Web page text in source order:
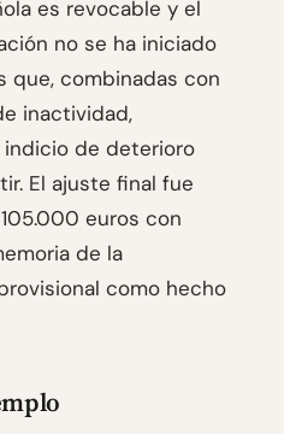
es revocable y el
no se ha iniciado
que, combinadas con
inactividad,
indicio de deterioro
El ajuste final fue
euros con
de la
como hecho